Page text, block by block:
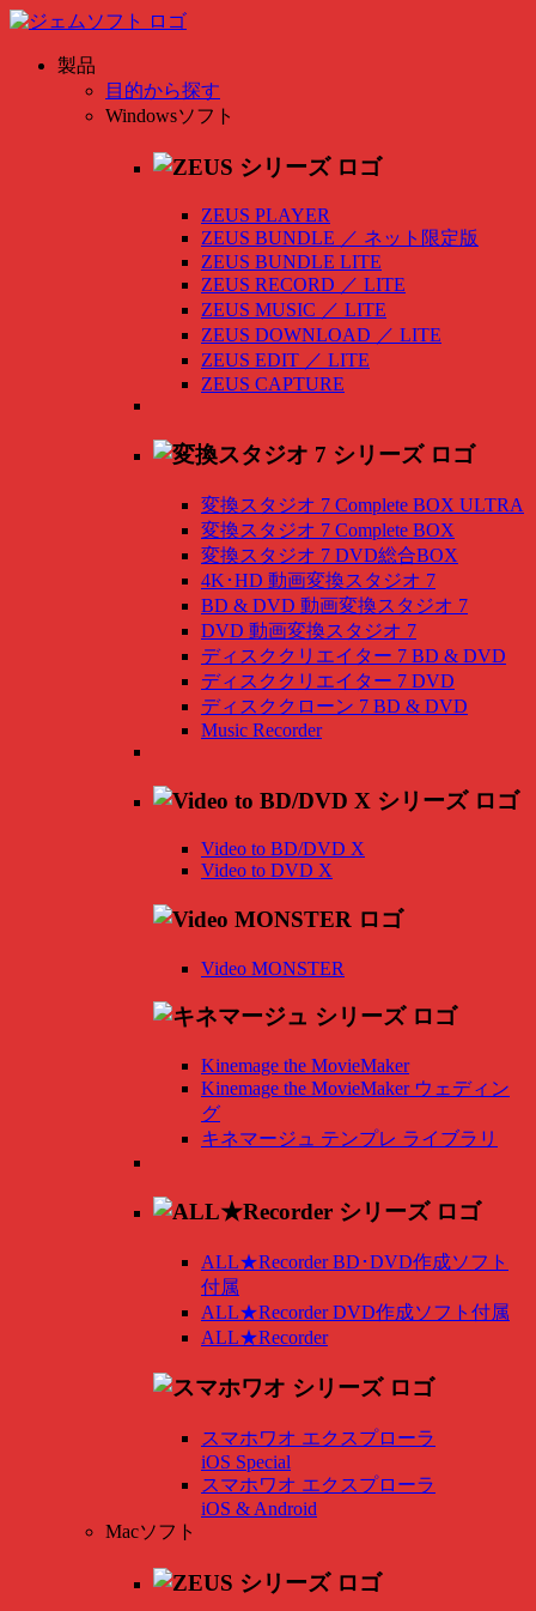
製品
目的から探す
Windowsソフト
ZEUS PLAYER
ZEUS BUNDLE ／ ネット限定版
ZEUS BUNDLE LITE
ZEUS RECORD ／ LITE
ZEUS MUSIC ／ LITE
ZEUS DOWNLOAD ／ LITE
ZEUS EDIT ／ LITE
ZEUS CAPTURE
変換スタジオ 7 Complete BOX ULTRA
変換スタジオ 7 Complete BOX
変換スタジオ 7 DVD総合BOX
4K･HD 動画変換スタジオ 7
BD & DVD 動画変換スタジオ 7
DVD 動画変換スタジオ 7
ディスククリエイター 7 BD & DVD
ディスククリエイター 7 DVD
ディスククローン 7 BD & DVD
Music Recorder
Video to BD/DVD X
Video to DVD X
Video MONSTER
Kinemage the MovieMaker
Kinemage the MovieMaker ウェディン
グ
キネマージュ テンプレ ライブラリ
ALL★Recorder BD･DVD作成ソフト
付属
ALL★Recorder DVD作成ソフト付属
ALL★Recorder
スマホワオ エクスプローラ
iOS Special
スマホワオ エクスプローラ
iOS & Android
Macソフト